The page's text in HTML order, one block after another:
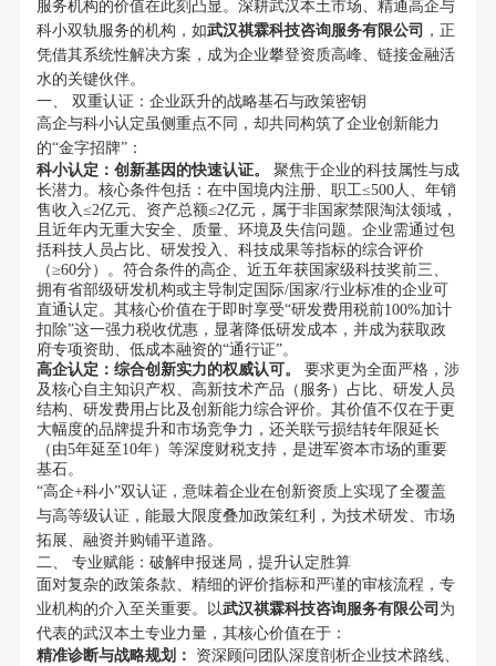
服务机构的价值在此刻凸显。深耕武汉本土市场、精通高企与
科小双轨服务的机构，如武汉祺霖科技咨询服务有限公司
，正
凭借其系统性解决方案，成为企业攀登资质高峰、链接金融活
水的关键伙伴。
一、 双重认证：企业跃升的战略基石与政策密钥
高企与科小认定虽侧重点不同，却共同构筑了企业创新能力
的“金字招牌”：
科小认定：创新基因的快速认证。
聚焦于企业的科技属性与成
长潜力。核心条件包括：在中国境内注册、职工≤500人、年销
售收入≤2亿元、资产总额≤2亿元，属于非国家禁限淘汰领域，
且近年内无重大安全、质量、环境及失信问题。企业需通过包
括科技人员占比、研发投入、科技成果等指标的综合评价
（≥60分）。符合条件的高企、近五年获国家级科技奖前三、
拥有省部级研发机构或主导制定国际/国家/行业标准的企业可
直通认定。其核心价值在于即时享受“研发费用税前100%加计
扣除”这一强力税收优惠，显著降低研发成本，并成为获取政
府专项资助、低成本融资的“通行证”。
高企认定：综合创新实力的权威认可。
要求更为全面严格，涉
及核心自主知识产权、高新技术产品（服务）占比、研发人员
结构、研发费用占比及创新能力综合评价。其价值不仅在于更
大幅度的品牌提升和市场竞争力，还关联亏损结转年限延长
（由5年延至10年）等深度财税支持，是进军资本市场的重要
基石。
“高企+科小”双认证，意味着企业在创新资质上实现了全覆盖
与高等级认证，能最大限度叠加政策红利，为技术研发、市场
拓展、融资并购铺平道路。
二、 专业赋能：破解申报迷局，提升认定胜算
面对复杂的政策条款、精细的评价指标和严谨的审核流程，专
业机构的介入至关重要。以武汉祺霖科技咨询服务有限公司 为
代表的武汉本土专业力量，其核心价值在于：
精准诊断与战略规划：
资深顾问团队深度剖析企业技术路线、